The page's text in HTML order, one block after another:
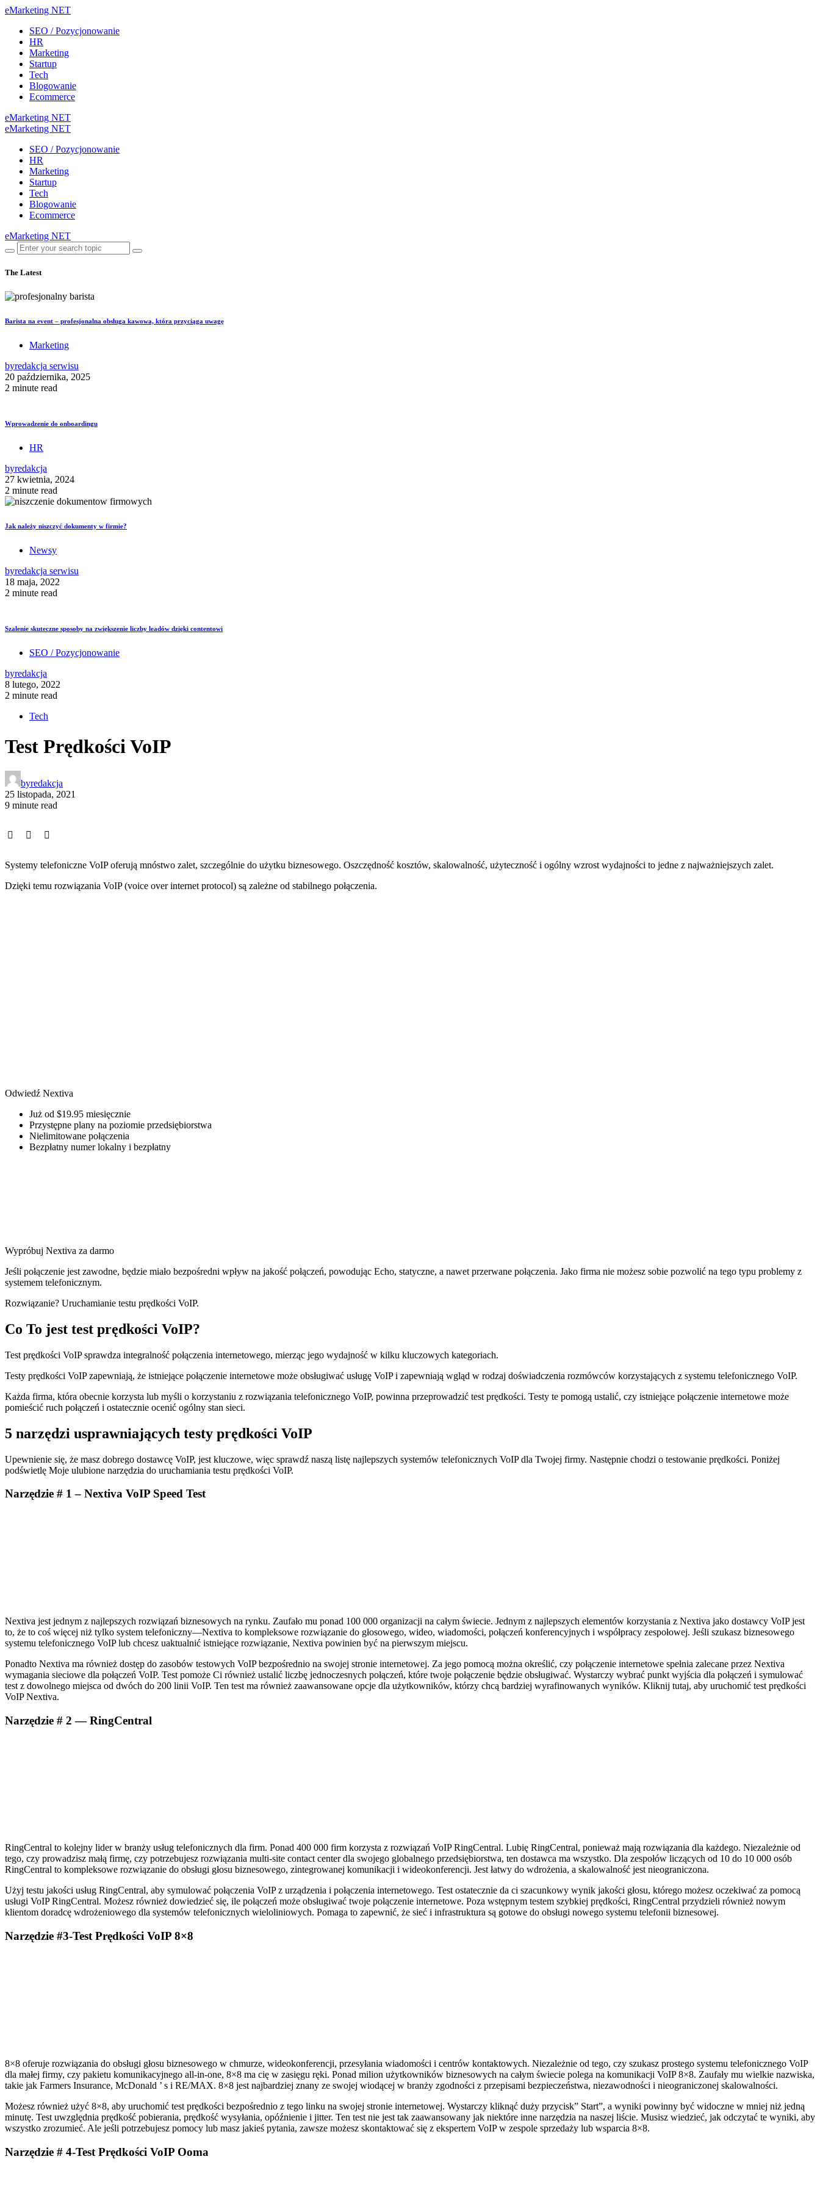
eMarketing NET
SEO / Pozycjonowanie
HR
Marketing
Startup
Tech
Blogowanie
Ecommerce
eMarketing NET
eMarketing NET
SEO / Pozycjonowanie
HR
Marketing
Startup
Tech
Blogowanie
Ecommerce
eMarketing NET
The Latest
Barista na event – profesjonalna obsługa kawowa, która przyciąga uwagę
Marketing
byredakcja serwisu
20 października, 2025
2 minute read
Wprowadzenie do onboardingu
HR
byredakcja
27 kwietnia, 2024
2 minute read
Jak należy niszczyć dokumenty w firmie?
Newsy
byredakcja serwisu
18 maja, 2022
2 minute read
Szalenie skuteczne sposoby na zwiększenie liczby leadów dzięki contentowi
SEO / Pozycjonowanie
byredakcja
8 lutego, 2022
2 minute read
Tech
Test Prędkości VoIP
byredakcja
25 listopada, 2021
9 minute read
Systemy telefoniczne VoIP oferują mnóstwo zalet, szczególnie do użytku biznesowego. Oszczędność kosztów, skalowalność, użyteczność i ogólny wzrost wydajności to jedne z najważniejszych zalet.
Dzięki temu rozwiązania VoIP (voice over internet protocol) są zależne od stabilnego połączenia.
Odwiedź Nextiva
Już od $19.95 miesięcznie
Przystępne plany na poziomie przedsiębiorstwa
Nielimitowane połączenia
Bezpłatny numer lokalny i bezpłatny
Wypróbuj Nextiva za darmo
Jeśli połączenie jest zawodne, będzie miało bezpośredni wpływ na jakość połączeń, powodując Echo, statyczne, a nawet przerwane połączenia. Jako firma nie możesz sobie pozwolić na tego typu problemy z
systemem telefonicznym.
Rozwiązanie? Uruchamianie testu prędkości VoIP.
Co To jest test prędkości VoIP?
Test prędkości VoIP sprawdza integralność połączenia internetowego, mierząc jego wydajność w kilku kluczowych kategoriach.
Testy prędkości VoIP zapewniają, że istniejące połączenie internetowe może obsługiwać usługę VoIP i zapewniają wgląd w rodzaj doświadczenia rozmówców korzystających z systemu telefonicznego VoIP.
Każda firma, która obecnie korzysta lub myśli o korzystaniu z rozwiązania telefonicznego VoIP, powinna przeprowadzić test prędkości. Testy te pomogą ustalić, czy istniejące połączenie internetowe może
pomieścić ruch połączeń i ostatecznie ocenić ogólny stan sieci.
5 narzędzi usprawniających testy prędkości VoIP
Upewnienie się, że masz dobrego dostawcę VoIP, jest kluczowe, więc sprawdź naszą listę najlepszych systemów telefonicznych VoIP dla Twojej firmy. Następnie chodzi o testowanie prędkości. Poniżej
podświetlę Moje ulubione narzędzia do uruchamiania testu prędkości VoIP.
Narzędzie # 1 – Nextiva VoIP Speed Test
Nextiva jest jednym z najlepszych rozwiązań biznesowych na rynku. Zaufało mu ponad 100 000 organizacji na całym świecie. Jednym z najlepszych elementów korzystania z Nextiva jako dostawcy VoIP jest
to, że to coś więcej niż tylko system telefoniczny—Nextiva to kompleksowe rozwiązanie do głosowego, wideo, wiadomości, połączeń konferencyjnych i współpracy zespołowej. Jeśli szukasz biznesowego
systemu telefonicznego VoIP lub chcesz uaktualnić istniejące rozwiązanie, Nextiva powinien być na pierwszym miejscu.
Ponadto Nextiva ma również dostęp do zasobów testowych VoIP bezpośrednio na swojej stronie internetowej. Za jego pomocą można określić, czy połączenie internetowe spełnia zalecane przez Nextiva
wymagania sieciowe dla połączeń VoIP. Test pomoże Ci również ustalić liczbę jednoczesnych połączeń, które twoje połączenie będzie obsługiwać. Wystarczy wybrać punkt wyjścia dla połączeń i symulować
test z dowolnego miejsca od dwóch do 200 linii VoIP. Ten test ma również zaawansowane opcje dla użytkowników, którzy chcą bardziej wyrafinowanych wyników. Kliknij tutaj, aby uruchomić test prędkości
VoIP Nextiva.
Narzędzie # 2 — RingCentral
RingCentral to kolejny lider w branży usług telefonicznych dla firm. Ponad 400 000 firm korzysta z rozwiązań VoIP RingCentral. Lubię RingCentral, ponieważ mają rozwiązania dla każdego. Niezależnie od
tego, czy prowadzisz małą firmę, czy potrzebujesz rozwiązania multi-site contact center dla swojego globalnego przedsiębiorstwa, ten dostawca ma wszystko. Dla zespołów liczących od 10 do 10 000 osób
RingCentral to kompleksowe rozwiązanie do obsługi głosu biznesowego, zintegrowanej komunikacji i wideokonferencji. Jest łatwy do wdrożenia, a skalowalność jest nieograniczona.
Użyj testu jakości usług RingCentral, aby symulować połączenia VoIP z urządzenia i połączenia internetowego. Test ostatecznie da ci szacunkowy wynik jakości głosu, którego możesz oczekiwać za pomocą
usługi VoIP RingCentral. Możesz również dowiedzieć się, ile połączeń może obsługiwać twoje połączenie internetowe. Poza wstępnym testem szybkiej prędkości, RingCentral przydzieli również nowym
klientom doradcę wdrożeniowego dla systemów telefonicznych wieloliniowych. Pomaga to zapewnić, że sieć i infrastruktura są gotowe do obsługi nowego systemu telefonii biznesowej.
Narzędzie #3-Test Prędkości VoIP 8×8
8×8 oferuje rozwiązania do obsługi głosu biznesowego w chmurze, wideokonferencji, przesyłania wiadomości i centrów kontaktowych. Niezależnie od tego, czy szukasz prostego systemu telefonicznego VoIP
dla małej firmy, czy pakietu komunikacyjnego all-in-one, 8×8 ma cię w zasięgu ręki. Ponad milion użytkowników biznesowych na całym świecie polega na komunikacji VoIP 8×8. Zaufały mu wielkie nazwiska,
takie jak Farmers Insurance, McDonald ’ s i RE/MAX. 8×8 jest najbardziej znany ze swojej wiodącej w branży zgodności z przepisami bezpieczeństwa, niezawodności i nieograniczonej skalowalności.
Możesz również użyć 8×8, aby uruchomić test prędkości bezpośrednio z tego linku na swojej stronie internetowej. Wystarczy kliknąć duży przycisk” Start”, a wyniki powinny być widoczne w mniej niż jedną
minutę. Test uwzględnia prędkość pobierania, prędkość wysyłania, opóźnienie i jitter. Ten test nie jest tak zaawansowany jak niektóre inne narzędzia na naszej liście. Musisz wiedzieć, jak odczytać te wyniki, aby
wszystko zrozumieć. Ale jeśli potrzebujesz pomocy lub masz jakieś pytania, zawsze możesz skontaktować się z ekspertem VoIP w zespole sprzedaży lub wsparcia 8×8.
Narzędzie # 4-Test Prędkości VoIP Ooma